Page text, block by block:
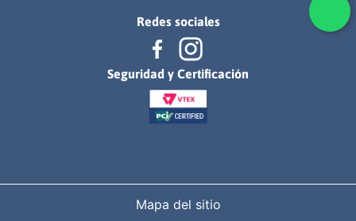
Redes sociales
Seguridad y Certificación
Mapa del sitio